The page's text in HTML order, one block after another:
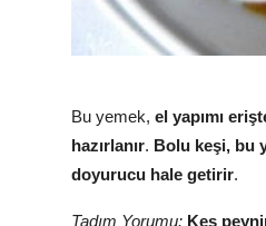
Bu yemek, el yapımı
hazırlanır. Bolu keşi, bu
doyurucu hale getirir.
Tadım Yorumu: Keş